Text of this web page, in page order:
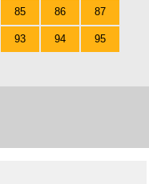
85 86 87
93 94 95